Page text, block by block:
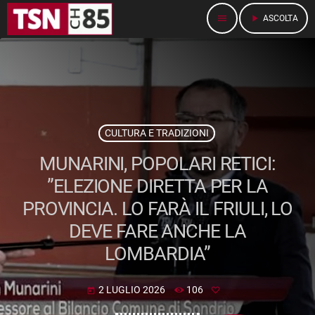
menu play_arrow ASCOLTA
CULTURA E TRADIZIONI
MUNARINI, POPOLARI RETICI:
”ELEZIONE DIRETTA PER LA
PROVINCIA. LO FARÀ IL FRIULI, LO
DEVE FARE ANCHE LA
LOMBARDIA”
today 2 LUGLIO 2026 106